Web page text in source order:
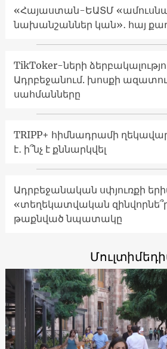
«Հայաստան-ԵԱՏՄ
նախանշաններ կան»․ հայ
TikToker-ների
Ադրբեջանում. խոսքի
սահմանները
TRIPP+ հիմնադրամի
է․ ի՞նչ է քննարկվել
Ադրբեջանական սփյուռքի
«տեղեկատվական
թաքնված նպատակը